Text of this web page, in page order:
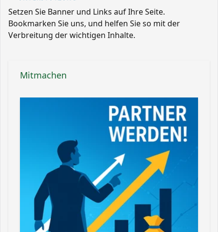
Setzen Sie Banner und Links auf Ihre Seite.
Bookmarken Sie uns, und helfen Sie so mit der
Verbreitung der wichtigen Inhalte.
Mitmachen